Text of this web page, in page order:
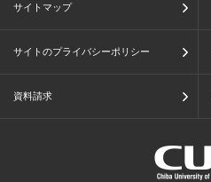
サイトマップ
サイトのプライバシーポリシー
資料請求